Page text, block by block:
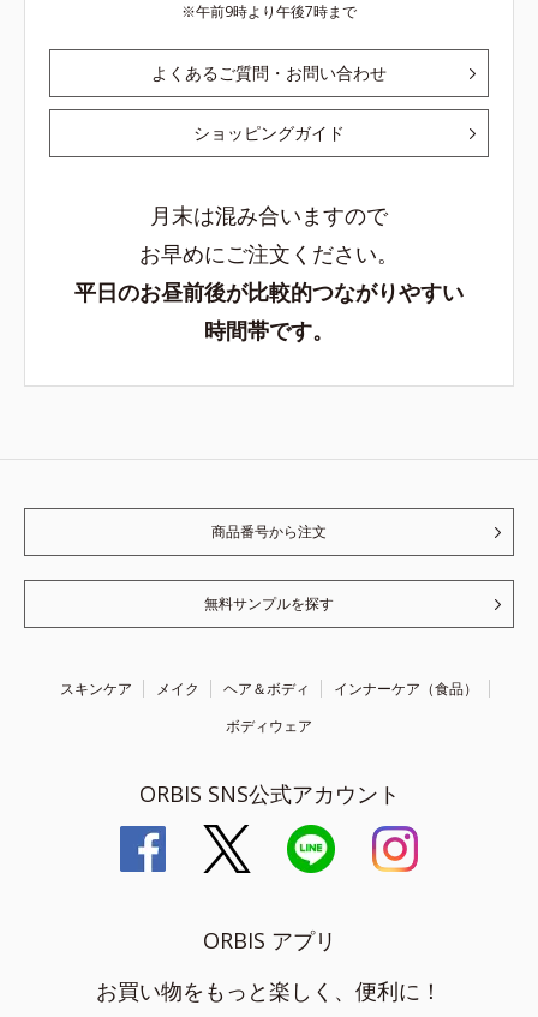
午前9時より午後7時まで
よくあるご質問・お問い合わせ
ショッピングガイド
月末は混み合いますので
お早めにご注文ください。
平日のお昼前後が比較的つながりやすい
時間帯です。
商品番号から注文
無料サンプルを探す
スキンケア メイク ヘア＆ボディ
インナーケア（食品）
ボディウェア
ORBIS SNS公式アカウント
ORBIS アプリ
お買い物をもっと楽しく、便利に！